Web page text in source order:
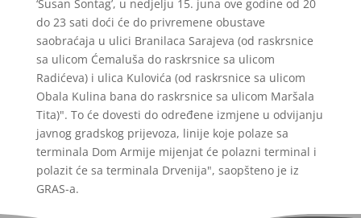
‘Susan Sontag’, u nedjelju 15. juna ove godine od 20
do 23 sati doći će do privremene obustave
saobraćaja u ulici Branilaca Sarajeva (od raskrsnice
sa ulicom Ćemaluša do raskrsnice sa ulicom
Radićeva) i ulica Kulovića (od raskrsnice sa ulicom
Obala Kulina bana do raskrsnice sa ulicom Maršala
Tita)". To će dovesti do određene izmjene u odvijanju
javnog gradskog prijevoza, linije koje polaze sa
terminala Dom Armije mijenjat će polazni terminal i
polazit će sa terminala Drvenija", saopšteno je iz
GRAS-a.